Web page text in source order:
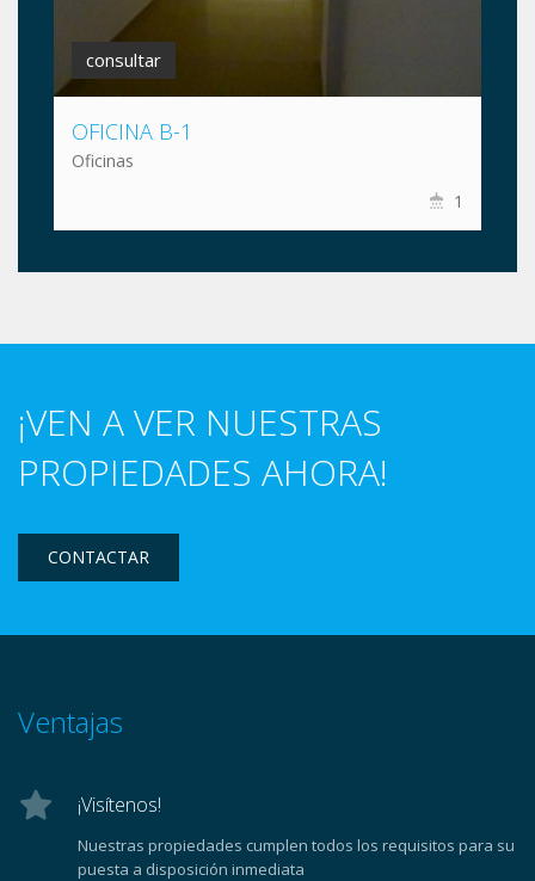
consultar
OFICINA B-1
Oficinas
1
¡VEN A VER NUESTRAS
PROPIEDADES AHORA!
CONTACTAR
Ventajas
¡Visítenos!
Nuestras propiedades cumplen todos los requisitos para su
puesta a disposición inmediata